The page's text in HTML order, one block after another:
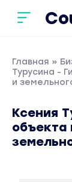
Главная »
Турусина -
и
Ксения